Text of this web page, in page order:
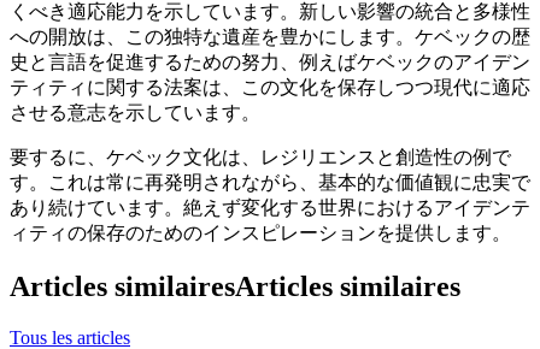
くべき適応能力を示しています。新しい影響の統合と多様性
への開放は、この独特な遺産を豊かにします。ケベックの歴
史と言語を促進するための努力、例えばケベックのアイデン
ティティに関する法案は、この文化を保存しつつ現代に適応
させる意志を示しています。
要するに、ケベック文化は、レジリエンスと創造性の例で
す。これは常に再発明されながら、基本的な価値観に忠実で
あり続けています。絶えず変化する世界におけるアイデンテ
ィティの保存のためのインスピレーションを提供します。
Articles similairesArticles similaires
Tous les articles